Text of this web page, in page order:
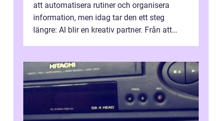
att automatisera rutiner och organisera
information, men idag tar den ett steg
längre: AI blir en kreativ partner. Från att